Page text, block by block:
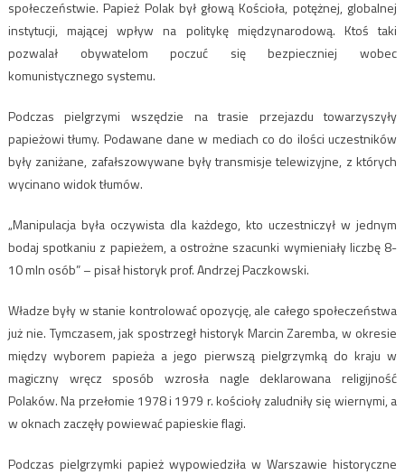
społeczeństwie. Papież Polak był głową Kościoła, potężnej, globalnej
instytucji, mającej wpływ na politykę międzynarodową. Ktoś taki
pozwalał obywatelom poczuć się bezpieczniej wobec
komunistycznego systemu.
Podczas pielgrzymi wszędzie na trasie przejazdu towarzyszyły
papieżowi tłumy. Podawane dane w mediach co do ilości uczestników
były zaniżane, zafałszowywane były transmisje telewizyjne, z których
wycinano widok tłumów.
„Manipulacja była oczywista dla każdego, kto uczestniczył w jednym
bodaj spotkaniu z papieżem, a ostrożne szacunki wymieniały liczbę 8-
10 mln osób” – pisał historyk prof. Andrzej Paczkowski.
Władze były w stanie kontrolować opozycję, ale całego społeczeństwa
już nie. Tymczasem, jak spostrzegł historyk Marcin Zaremba, w okresie
między wyborem papieża a jego pierwszą pielgrzymką do kraju w
magiczny wręcz sposób wzrosła nagle deklarowana religijność
Polaków. Na przełomie 1978 i 1979 r. kościoły zaludniły się wiernymi, a
w oknach zaczęły powiewać papieskie flagi.
Podczas pielgrzymki papież wypowiedziła w Warszawie historyczne